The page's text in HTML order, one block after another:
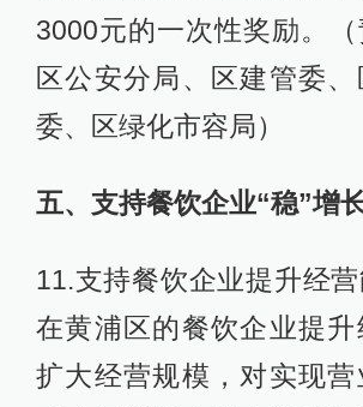
3000元的一次性奖励。（
区公安分局、区建管委
委、区绿化市容局）
五、支持餐饮企业“稳”增
11.支持餐饮企业提升经
在黄浦区的餐饮企业提升
扩大经营规模，对实现营